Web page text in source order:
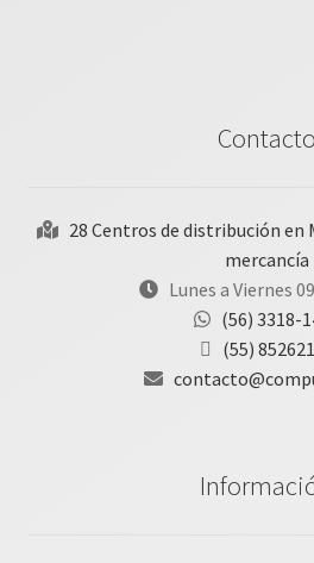
Contacto
28 Centros de distribución en
mercancía
Lunes a Viernes
(56) 3318-
(55)